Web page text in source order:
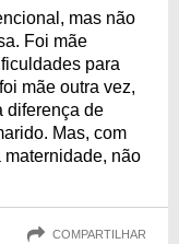
mas não
Foi mãe
para
mãe outra vez,
diferença de
Mas, com
não
COMPARTILHAR